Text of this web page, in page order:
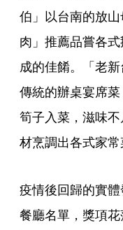
伯」以台南的放
肉」推薦品嘗各
成的佳餚。「老
傳統的辦桌宴席
筍子入菜，滋味
材烹調出各式家常
疫情後回歸的實
餐廳名單，獎項